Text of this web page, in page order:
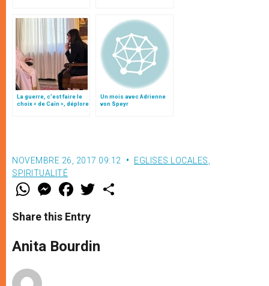
La guerre, c’est faire le
choix « de Caïn », déplore
Un mois avec Adrienne
von Speyr
NOVEMBRE 26, 2017 09:12 EGLISES LOCALES,
SPIRITUALITÉ
W
t
s
p
p
M
e
s
e
g
e
F
a
e
b
o
k
w
r
Share this Entry
Anita Bourdin